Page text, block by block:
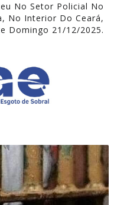
No Setor Policial No
No Interior Do Ceará,
Domingo 21/12/2025.